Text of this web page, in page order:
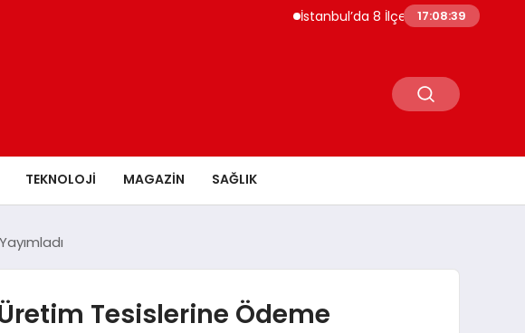
İstanbul’da 8 İlçede 20 Saate Yakın Su
17:08:40
TEKNOLOJİ MAGAZİN SAĞLIK
Tesislerine Ödeme